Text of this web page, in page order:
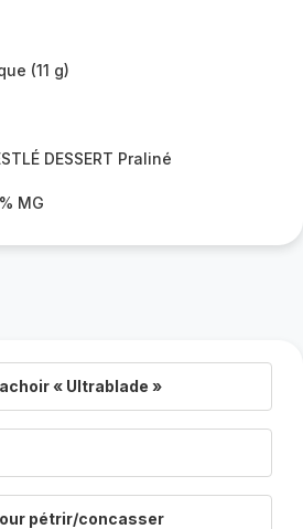
(11 g)
DESSERT Praliné
MG
« Ultrablade »
pétrir/concasser